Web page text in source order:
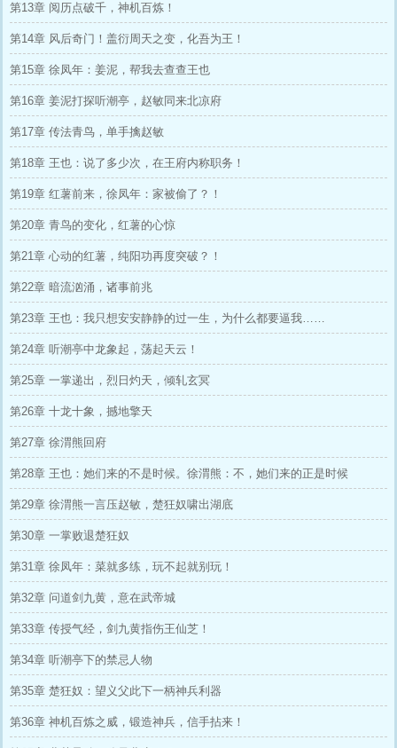
第13章 阅历点破千，神机百炼！
第14章 风后奇门！盖衍周天之变，化吾为王！
第15章 徐凤年：姜泥，帮我去查查王也
第16章 姜泥打探听潮亭，赵敏同来北凉府
第17章 传法青鸟，单手擒赵敏
第18章 王也：说了多少次，在王府内称职务！
第19章 红薯前来，徐凤年：家被偷了？！
第20章 青鸟的变化，红薯的心惊
第21章 心动的红薯，纯阳功再度突破？！
第22章 暗流汹涌，诸事前兆
第23章 王也：我只想安安静静的过一生，为什么都要逼我……
第24章 听潮亭中龙象起，荡起天云！
第25章 一掌递出，烈日灼天，倾轧玄冥
第26章 十龙十象，撼地擎天
第27章 徐渭熊回府
第28章 王也：她们来的不是时候。徐渭熊：不，她们来的正是时候
第29章 徐渭熊一言压赵敏，楚狂奴啸出湖底
第30章 一掌败退楚狂奴
第31章 徐凤年：菜就多练，玩不起就别玩！
第32章 问道剑九黄，意在武帝城
第33章 传授气经，剑九黄指伤王仙芝！
第34章 听潮亭下的禁忌人物
第35章 楚狂奴：望义父此下一柄神兵利器
第36章 神机百炼之威，锻造神兵，信手拈来！